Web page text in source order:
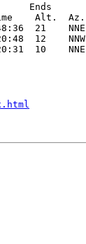
Ends
Alt.  Az.
21    NNE
12    NNW
10    NNE